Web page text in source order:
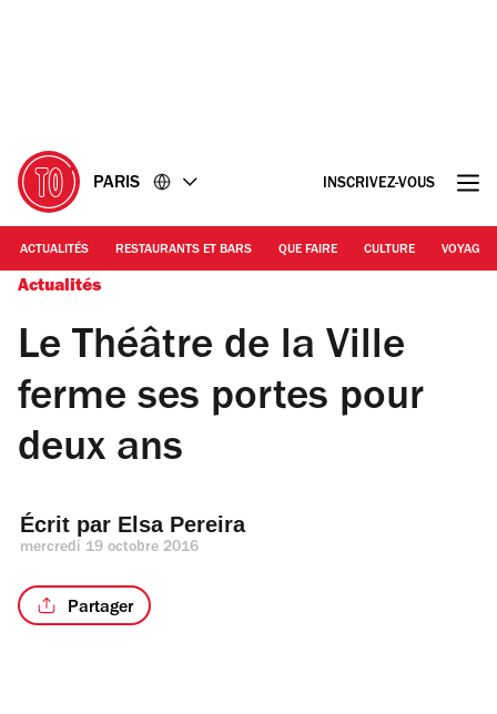
PARIS INSCRIVEZ-VOUS
ACTUALITÉS RESTAURANTS ET BARS QUE FAIRE CULTURE VOYAGE
Actualités
Le Théâtre de la Ville
ferme ses portes pour
deux ans
Écrit par Elsa Pereira
mercredi 19 octobre 2016
Partager